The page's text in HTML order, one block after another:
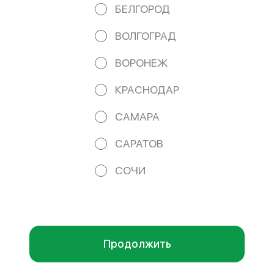
аналитических сервисов согласно нашейполитике
конфиденциальности
Работает на эффективном ядреFoodpicásso
ПОЛИТИКА КОНФИДЕНЦИАЛЬНОСТИ
БЕЛГОРОД
ВОЛГОГРАД
ВОРОНЕЖ
КРАСНОДАР
САМАРА
САРАТОВ
СОЧИ